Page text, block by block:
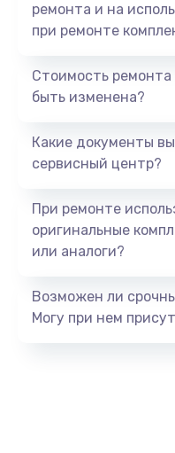
ремонта и на
при ремонте
Стоимость
быть изменена?
Какие документы
сервисный центр?
При ремонте
оригинальные
или аналоги?
Возможен ли
Могу при нем